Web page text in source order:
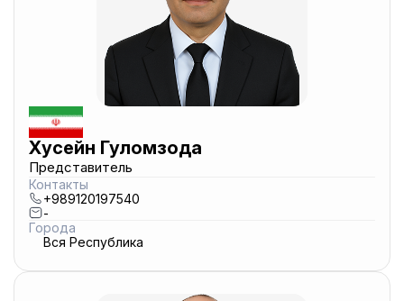
Хусейн Гуломзода
Представитель
Контакты
+989120197540
-
Города
Вся Республика